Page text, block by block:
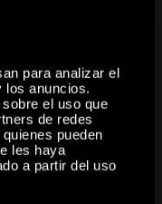
para analizar el
los anuncios.
el uso que
de redes
pueden
les haya
a partir del uso